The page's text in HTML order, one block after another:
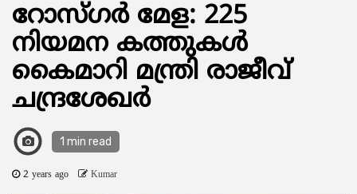
റോസ്‌ഗർ മേള: 225
നിയമന കത്തുകൾ
കൈമാറി മന്ത്രി രാജീവ്
ചന്ദ്രശേഖർ
1 min read
2 years ago Kumar